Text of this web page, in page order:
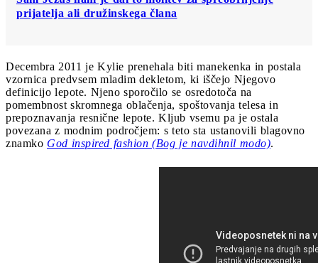
prijatelja ali družinskega člana
Decembra 2011 je Kylie prenehala biti manekenka in postala
vzornica predvsem mladim dekletom, ki iščejo Njegovo
definicijo lepote. Njeno sporočilo se osredotoča na
pomembnost skromnega oblačenja, spoštovanja telesa in
prepoznavanja resnične lepote. Kljub vsemu pa je ostala
povezana z modnim področjem: s teto sta ustanovili blagovno
znamko God inspired fashion (Bog je navdihnil modo).